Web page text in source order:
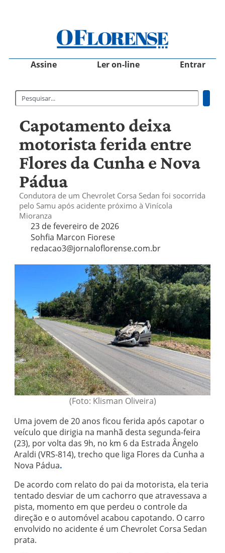
Assine Ler on-line Entrar
Capotamento deixa
motorista ferida entre
Flores da Cunha e Nova
Pádua
Condutora de um Chevrolet Corsa Sedan foi socorrida
pelo Samu após acidente próximo à Vinícola
Mioranza
23 de fevereiro de 2026
Sohfia Marcon Fiorese
redacao3@jornaloflorense.com.br
(Foto: Klisman Oliveira)
Uma jovem de 20 anos ficou ferida após capotar o
veículo que dirigia na manhã desta segunda-feira
(23), por volta das 9h, no km 6 da Estrada Ângelo
Araldi (VRS-814), trecho que liga Flores da Cunha a
Nova Pádua.
De acordo com relato do pai da motorista, ela teria
tentado desviar de um cachorro que atravessava a
pista, momento em que perdeu o controle da
direção e o automóvel acabou capotando. O carro
envolvido no acidente é um Chevrolet Corsa Sedan
prata.